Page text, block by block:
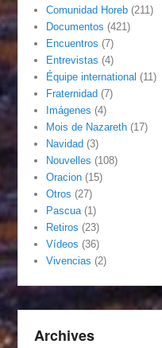
Comunidad Horeb (211)
Documentos (421)
Encuentros (7)
Entrevistas (4)
Équipe international (11)
Fraternidad (7)
Imágenes (4)
Mois de Nazareth (17)
Navidad (3)
Nouvelles (108)
Oracion (15)
Otros (27)
Pascua (1)
Retiros (23)
Vídeos (36)
Vivencias (2)
Archives